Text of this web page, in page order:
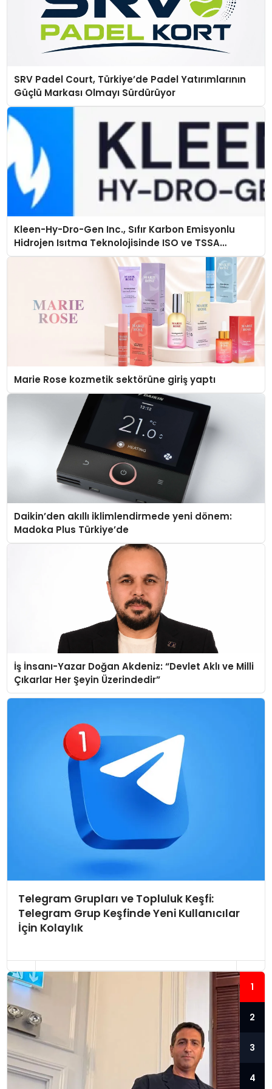
SRV Padel Court, Türkiye’de Padel Yatırımlarının
Güçlü Markası Olmayı Sürdürüyor
Kleen-Hy-Dro-Gen Inc., Sıfır Karbon Emisyonlu
Hidrojen Isıtma Teknolojisinde ISO ve TSSA
Düzenleyici Onaylarını Aldı
Marie Rose kozmetik sektörüne giriş yaptı
Daikin’den akıllı iklimlendirmede yeni dönem:
Madoka Plus Türkiye’de
İş İnsanı-Yazar Doğan Akdeniz: “Devlet Aklı ve Milli
Çıkarlar Her Şeyin Üzerindedir”
Telegram Grupları ve Topluluk Keşfi:
Telegram Grup Keşfinde Yeni Kullanıcılar
İçin Kolaylık
1
2
3
4